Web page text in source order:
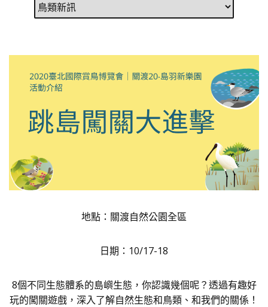
地點：關渡自然公園全區
日期：10/17-18
8個不同生態體系的島嶼生態，你認識幾個呢？透過有趣好
玩的闖關遊戲，深入了解自然生態和鳥類、和我們的關係！